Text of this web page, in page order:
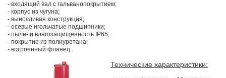
- входящий вал с гальванопокрытием;
- корпус из чугуна;
- выносливая конструкция;
- осевые игольчатые подшипники;
- пыле- и влагозащищённость IP65;
- покрытие из полиуретана;
- встроенный фланец.
Технические характеристики: